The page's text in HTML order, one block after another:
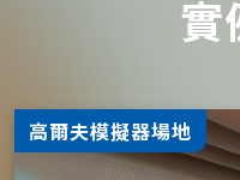
實
高爾夫模擬器場地